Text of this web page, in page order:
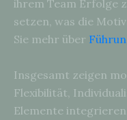
ihrem Team Erfolge
setzen, was die
Sie mehr über
Insgesamt zeigen
Flexibilität,
Elemente